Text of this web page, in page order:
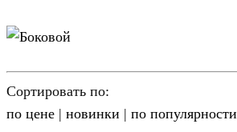
Сортировать по:
по цене | новинки | по популярности